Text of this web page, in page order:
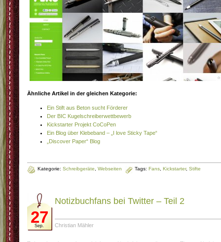
Ähnliche Artikel in der gleichen Kategorie:
Ein Stift aus Beton sucht Förderer
Der BIC Kugelschreiberwettbewerb
Kickstarter Projekt CoCoPen
Ein Blog über Klebeband – „I love Sticky Tape“
„Discover Paper“ Blog
Kategorie: Schreibgeräte Webseiten Tags: Fans Kickstarter, Stifte
27
Sep.
Notizbuchfans bei Twitter – Teil 2
Christian Mähler